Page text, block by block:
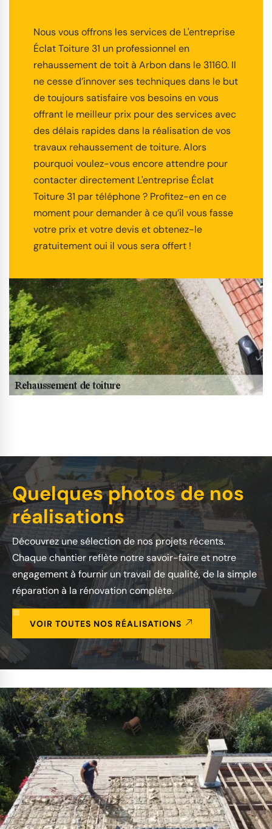
Nous vous offrons les services de L'entreprise
Éclat Toiture 31 un professionnel en
rehaussement de toit à Arbon dans le 31160. Il
ne cesse d’innover ses techniques dans le but
de toujours satisfaire vos besoins en vous
offrant le meilleur prix pour des services avec
des délais rapides dans la réalisation de vos
travaux rehaussement de toiture. Alors
pourquoi voulez-vous encore attendre pour
contacter directement L'entreprise Éclat
Toiture 31 par téléphone ? Profitez-en en ce
moment pour demander à ce qu’il vous fasse
votre prix et votre devis et obtenez-le
gratuitement oui il vous sera offert !
Quelques photos de nos
réalisations
Découvrez une sélection de nos projets récents.
Chaque chantier reflète notre savoir-faire et notre
engagement à fournir un travail de qualité, de la simple
réparation à la rénovation complète.
VOIR TOUTES NOS RÉALISATIONS